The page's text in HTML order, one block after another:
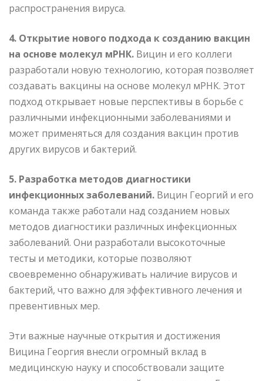
распространения вируса.
4. Открытие нового подхода к созданию вакцин
на основе молекул мРНК. Вицин и его коллеги
разработали новую технологию, которая позволяет
создавать вакцины на основе молекул мРНК. Этот
подход открывает новые перспективы в борьбе с
различными инфекционными заболеваниями и
может применяться для создания вакцин против
других вирусов и бактерий.
5. Разработка методов диагностики
инфекционных заболеваний. Вицин Георгий и его
команда также работали над созданием новых
методов диагностики различных инфекционных
заболеваний. Они разработали высокоточные
тесты и методики, которые позволяют
своевременно обнаруживать наличие вирусов и
бактерий, что важно для эффективного лечения и
превентивных мер.
Эти важные научные открытия и достижения
Вицина Георгия внесли огромный вклад в
медицинскую науку и способствовали защите